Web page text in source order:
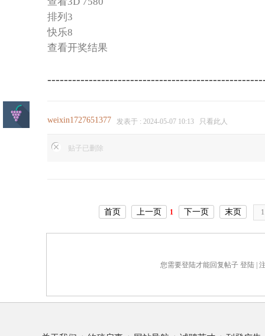
排列3
快乐8
查看开奖结果
weixin1727651377 发表于 : 2024-05-07 10:13 只看此人
贴子已删除
首页 上一页 1 下一页 末页
您需要登陆才能回复帖子 登陆 |